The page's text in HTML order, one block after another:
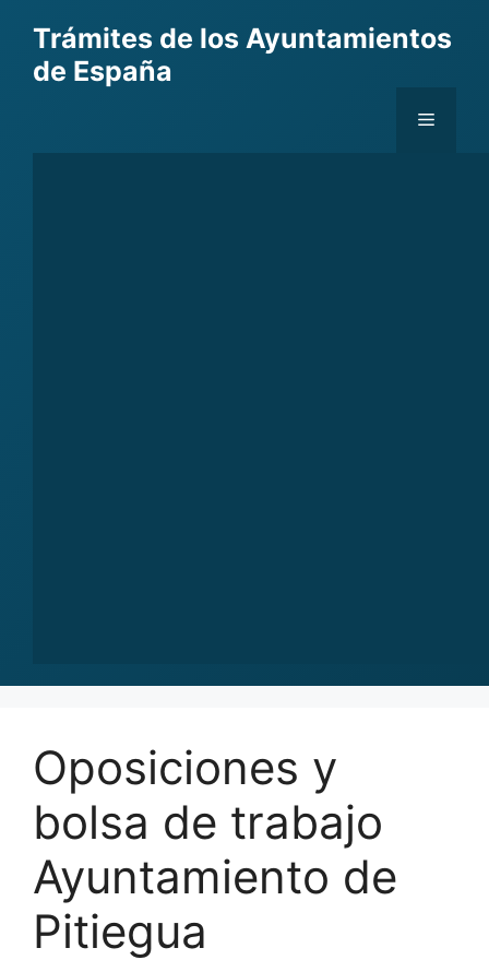
content
Trámites de los Ayuntamientos
de España
Menu
Oposiciones y
bolsa de trabajo
Ayuntamiento de
Pitiegua